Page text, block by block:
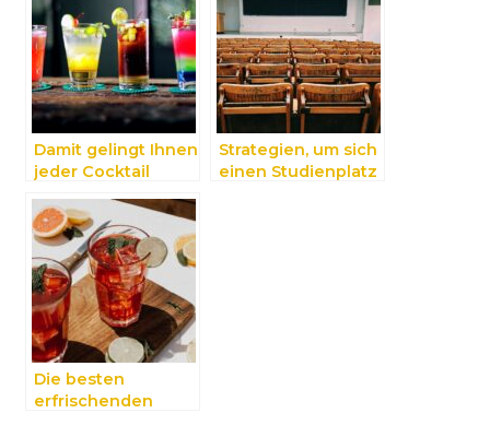
Damit gelingt Ihnen
jeder Cocktail
Strategien, um sich
einen Studienplatz
Die besten
erfrischenden